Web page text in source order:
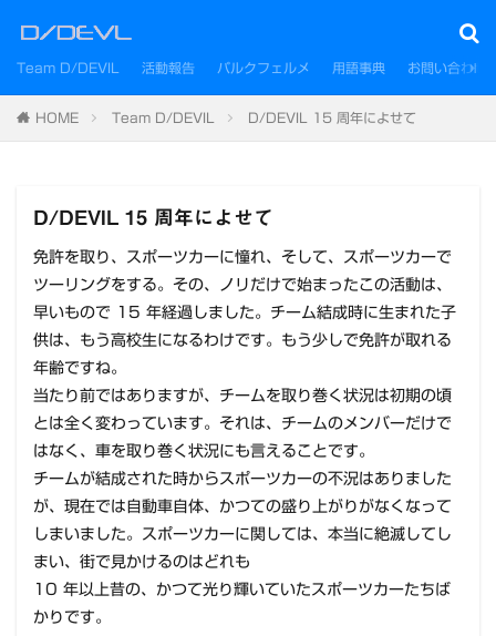
Team D/DEVIL 活動報告 パルクフェルメ 用語事典 お問い合わせ
HOME Team D/DEVIL D/DEVIL 15 周年によせて
D/DEVIL 15 周年によせて
免許を取り、スポーツカーに憧れ、そして、スポーツカーで
ツーリングをする。その、ノリだけで始まったこの活動は、
早いもので 15 年経過しました。チーム結成時に生まれた子
供は、もう高校生になるわけです。もう少しで免許が取れる
年齢ですね。
当たり前ではありますが、チームを取り巻く状況は初期の頃
とは全く変わっています。それは、チームのメンバーだけで
はなく、車を取り巻く状況にも言えることです。
チームが結成された時からスポーツカーの不況はありました
が、現在では自動車自体、かつての盛り上がりがなくなって
しまいました。スポーツカーに関しては、本当に絶滅してし
まい、街で見かけるのはどれも
10 年以上昔の、かつて光り輝いていたスポーツカーたちば
かりです。